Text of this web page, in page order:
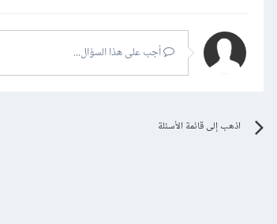
أجب على هذا السؤال...
اذهب إلى قائمة الأسئلة